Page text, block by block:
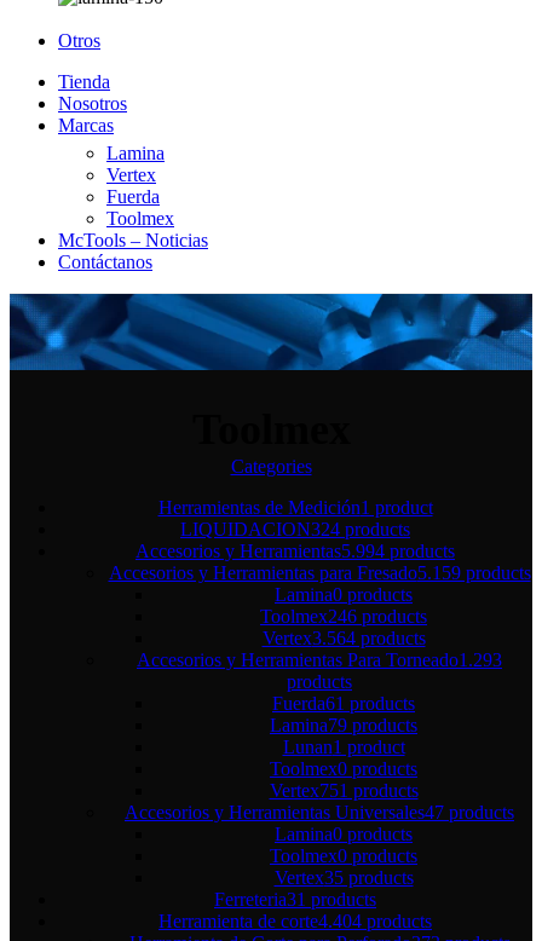
Otros
Tienda
Nosotros
Marcas
Lamina
Vertex
Fuerda
Toolmex
McTools – Noticias
Contáctanos
Categories
Herramientas de Medición1 product
LIQUIDACION324 products
Accesorios y Herramientas5.994 products
Accesorios y Herramientas para Fresado5.159 products
Lamina0 products
Toolmex246 products
Vertex3.564 products
Accesorios y Herramientas Para Torneado1.293
products
Fuerda61 products
Lamina79 products
Lunan1 product
Toolmex0 products
Vertex751 products
Accesorios y Herramientas Universales47 products
Lamina0 products
Toolmex0 products
Vertex35 products
Ferreteria31 products
Herramienta de corte4.404 products